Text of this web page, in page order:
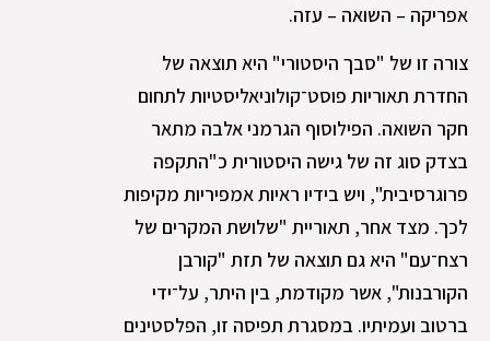
אפריקה – השואה – עזה.
צורה זו של "סבך היסטורי" היא תוצאה של
החדרת תאוריות פוסט־קולוניאליסטיות לתחום
חקר השואה. הפילוסוף הגרמני אלבה מתאר
בצדק סוג זה של גישה היסטורית כ"התקפה
פרוגרסיבית", ויש בידיו ראיות אמפיריות מקיפות
לכך. מצד אחר, תאוריית "שלושת המקרים של
רצח־עם" היא גם תוצאה של תזת "קורבן
הקורבנות", אשר מקודמת, בין היתר, על־ידי
ברטוב ועמיתיו. במסגרת תפיסה זו, הפלסטינים